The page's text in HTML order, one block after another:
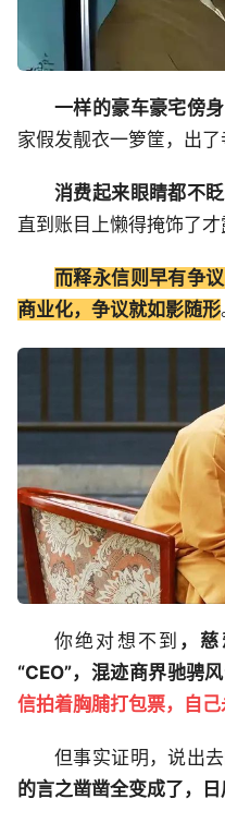
一样的豪车豪宅傍
家假发靓衣一箩筐，出了
消费起来眼睛都不
直到账目上懒得掩饰了才
而释永信则早有争
商业化，争议就如影随形
你绝对想不到 ，
“CEO”，混迹商界驰骋风
信拍着胸脯打包票，自己
但事实证明，说出
的言之凿凿全变成了，日